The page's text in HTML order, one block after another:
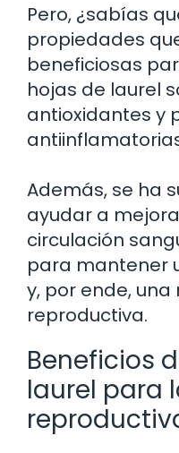
Pero, ¿sabías
propiedades
beneficiosas
hojas de laurel
antioxidantes y
Además, se ha
ayudar a
circulación
para mantener
y, por ende,
reproductiva.
Beneficios
laurel para